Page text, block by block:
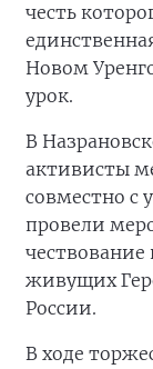
честь
Новом
урок.
В
активисты
совместно
провели
живущих
России.
В ходе